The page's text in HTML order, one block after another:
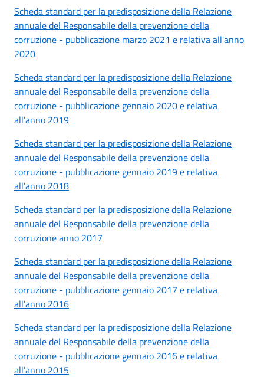
Scheda standard per la predisposizione della Relazione
annuale del Responsabile della prevenzione della
corruzione - pubblicazione marzo 2021 e relativa all'anno
2020
Scheda standard per la predisposizione della Relazione
annuale del Responsabile della prevenzione della
corruzione - pubblicazione gennaio 2020 e relativa
all'anno 2019
Scheda standard per la predisposizione della Relazione
annuale del Responsabile della prevenzione della
corruzione - pubblicazione gennaio 2019 e relativa
all'anno 2018
Scheda standard per la predisposizione della Relazione
annuale del Responsabile della prevenzione della
corruzione anno 2017
Scheda standard per la predisposizione della Relazione
annuale del Responsabile della prevenzione della
corruzione - pubblicazione gennaio 2017 e relativa
all'anno 2016
Scheda standard per la predisposizione della Relazione
annuale del Responsabile della prevenzione della
corruzione - pubblicazione gennaio 2016 e relativa
all'anno 2015